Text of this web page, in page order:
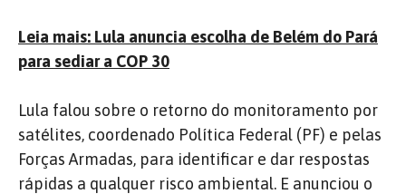
Leia mais: Lula anuncia escolha de Belém do Pará
para sediar a COP 30
Lula falou sobre o retorno do monitoramento por
satélites, coordenado Política Federal (PF) e pelas
Forças Armadas, para identificar e dar respostas
rápidas a qualquer risco ambiental. E anunciou o